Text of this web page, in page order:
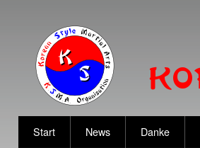
Start News Danke